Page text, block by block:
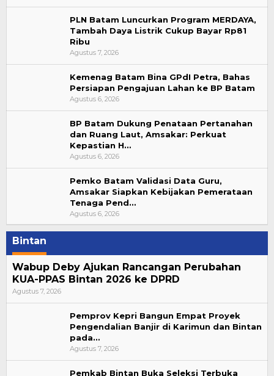
PLN Batam Luncurkan Program MERDAYA,
Tambah Daya Listrik Cukup Bayar Rp81
Ribu
Agustus 7, 2026
Kemenag Batam Bina GPdI Petra, Bahas
Persiapan Pengajuan Lahan ke BP Batam
Agustus 6, 2026
BP Batam Dukung Penataan Pertanahan
dan Ruang Laut, Amsakar: Perkuat
Kepastian H…
Agustus 6, 2026
Pemko Batam Validasi Data Guru,
Amsakar Siapkan Kebijakan Pemerataan
Tenaga Pend…
Agustus 6, 2026
Bintan
Wabup Deby Ajukan Rancangan Perubahan
KUA-PPAS Bintan 2026 ke DPRD
Agustus 7, 2026
Pemprov Kepri Bangun Empat Proyek
Pengendalian Banjir di Karimun dan Bintan
pada…
Agustus 7, 2026
Pemkab Bintan Buka Seleksi Terbuka